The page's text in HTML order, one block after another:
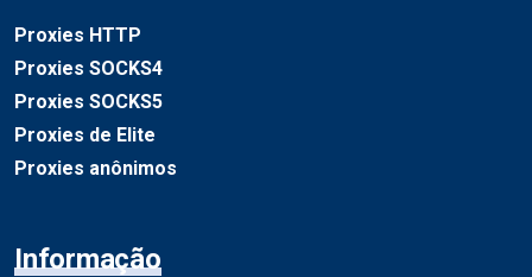
Proxies HTTP
Proxies SOCKS4
Proxies SOCKS5
Proxies de Elite
Proxies anônimos
Informação